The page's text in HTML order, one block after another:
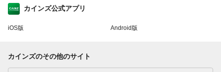
カインズ公式アプリ
iOS版 Android版
カインズのその他のサイト